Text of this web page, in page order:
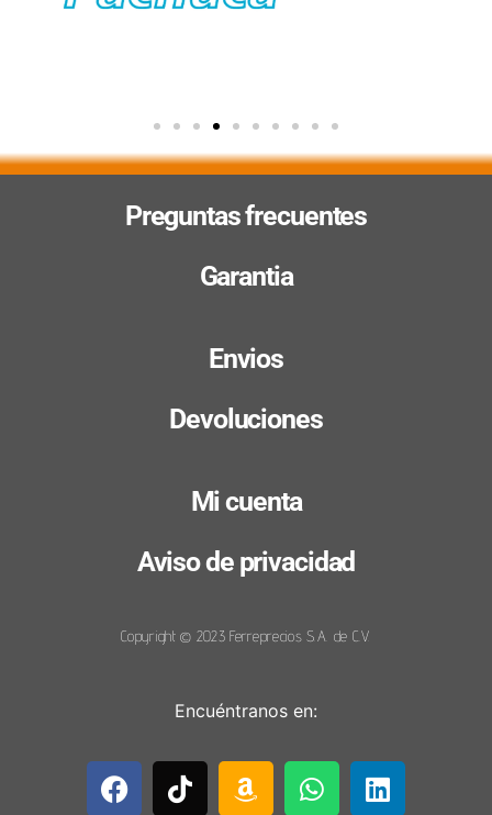
Preguntas frecuentes
Garantia
Envios
Devoluciones
Mi cuenta
Aviso de privacidad
Copyright © 2023 Ferreprecios S.A. de C.V.
Encuéntranos en: